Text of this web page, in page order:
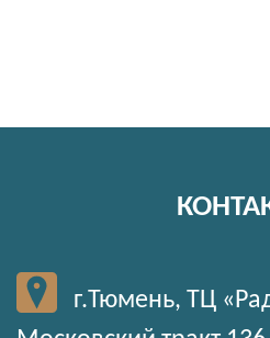
г.Тюмень, ТЦ